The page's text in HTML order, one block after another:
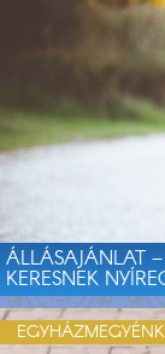
ÁLLÁSAJÁNLAT
KERESNEK
EGYHÁZMEGYÉNK